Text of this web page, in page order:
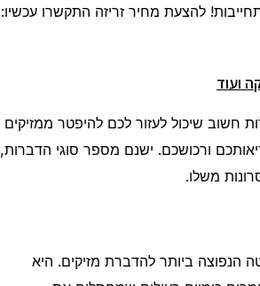
להצעת מחיר זריזה התקשרו עכשיו:
ועוד
חשוב שיכול לעזור לכם להיפטר ממזיקים
ורכושכם. ישנם מספר סוגי הדברות,
משלו.
הנפוצה ביותר להדברת מזיקים. היא